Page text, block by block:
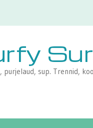
purjelaud, sup. Trennid,